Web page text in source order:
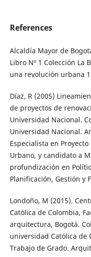
References
Alcaldía Mayor de
Libro Nº 1 Colección
una revolución urbana
Díaz, R (2005)
de proyectos de
Universidad Nacional.
Universidad Nacional.
Especialista en
Urbano, y candidato a
profundización en
Planificación, Gestión y
Londoño, M (2015).
Católica de Colombia,
arquitectura, Bogotá.
universidad Católica de
Trabajo de Grado.